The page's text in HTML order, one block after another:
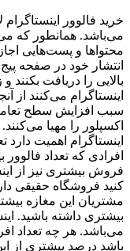
خرید فالوور
می‌باشد. همانطور که
محتواها و پست‌هایی
انتشار خود در صفحه
بالایی را دریافت
اینستاگرام می‌کنند از
سبب افزایش سطح
اکسپلور را مهیا
اینستاگرام اهمیت دارد
افرادی که تعداد فالوور
فروش بیشتری نیز از
کنید فروشگاه حقیقی
مشتریان این مغازه
بیشتری داشته باشید.
می‌باشد. هر چه تعداد
باشد درصد بیشتری از